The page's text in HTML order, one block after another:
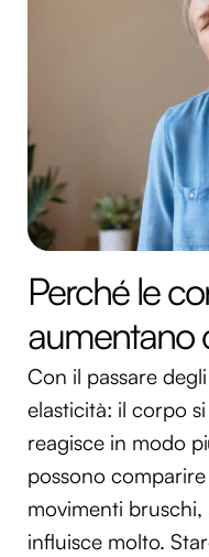
Perché le
aumentano
Con il passare
elasticità: il corpo
reagisce in modo
possono
movimenti
influisce molto.